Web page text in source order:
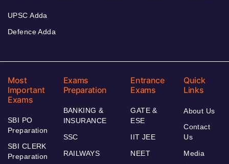
UPSC Adda
Defence Adda
Most
Important
Exams
SBI PO
Preparation
SBI CLERK
Preparation
Exams
Preparation
BANKING &
INSURANCE
SSC
RAILWAYS
Entrance
Exams
GATE &
ESE
IIT JEE
NEET
Quick
Links
About Us
Contact
Us
Media